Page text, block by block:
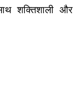
शक्तिशाली और